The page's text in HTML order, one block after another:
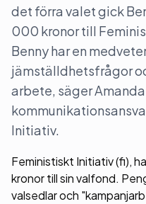
det förra valet gick
000 kronor till
Benny har en
jämställdhetsfrågor
arbete, säger
Initiativ.
Feministiskt Initiativ (fi),
kronor till sin valfond.
valsedlar och